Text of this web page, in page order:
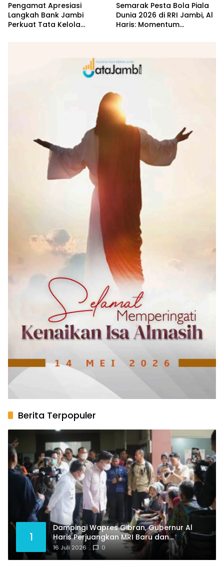
Pengamat Apresiasi
Langkah Bank Jambi
Perkuat Tata Kelola
Semarak Pesta Bola Piala
Dunia 2026 di RRI Jambi, Al
Haris: Momentum
Berita Terpopuler
1
Dampingi Wapres Gibran, Gubernur Al
Haris Perjuangkan MRI Baru dan
Tambahan Dokter Spesialis untuk RSUD
Raden Mattaher
16 Juli 2026 0